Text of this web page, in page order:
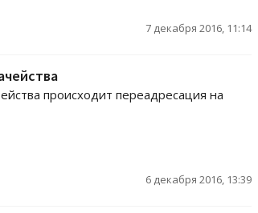
7 декабря 2016, 11:14
происходит переадресация на
6 декабря 2016, 13:39